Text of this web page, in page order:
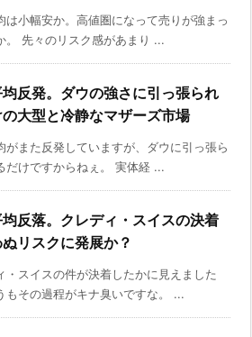
は小幅安か。高値圏になって売りが強まっ
。 先々のリスク感があまり ...
均反発。ダウの強さに引っ張られ
大型と冷静なマザーズ市場
がまた反発していますが、ダウに引っ張ら
だけですからねぇ。 実体経 ...
均反落。クレディ・スイスの決着
リスクに発展か？
・スイスの件が決着したかに見えました
もその過程がキナ臭いですな。 ...